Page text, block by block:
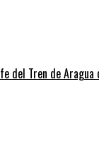
del Tren de Aragua